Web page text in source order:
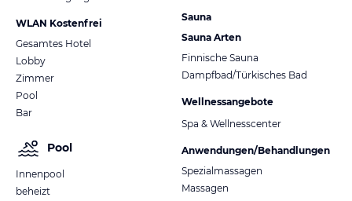
Im Sommer:
30% Greenfee-Ermäßigung auf dem „Leading Golf Course“ Seefeld
Wildmoos
30% Greenfee-Ermäßigung auf dem 9-Loch Platz Golf Club
15% Rabatt auf Golf Kurse der Golf Academy Seefeld gegenüber
dem Hotel
Versperrbarer Abstellraum für Ski’s, Fahrräder oder Golfausrüstung
WLAN Kostenfrei
Gesamtes Hotel
Lobby
Zimmer
Pool
Bar
Pool
Innenpool
beheizt
Sauna
Sauna Arten
Finnische Sauna
Dampfbad/Türkisches Bad
Wellnessangebote
Spa & Wellnesscenter
Anwendungen/Behandlungen
Spezialmassagen
Massagen